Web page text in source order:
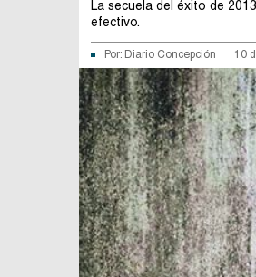
La secuela del éxito de
efectivo.
Por: Diario Concepción 10